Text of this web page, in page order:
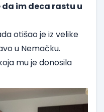
im deca rastu u
otišao je iz velike
u Nemačku.
mu je donosila